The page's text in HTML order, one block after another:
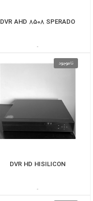
DVR AHD 8508 SPERADO
-
ناموجود
DVR HD HISILICON
-